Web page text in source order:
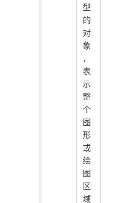
型
的
对
象
，
表
示
整
个
图
形
或
绘
图
区
域